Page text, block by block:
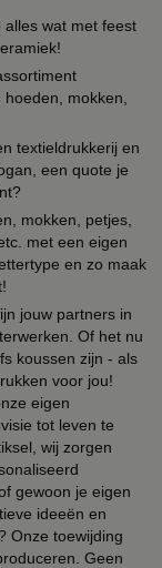
alles wat met feest
mokken,
textieldrukkerij en
een quote je
mokken, petjes,
met een eigen
en zo maak
jouw partners in
Of het nu
koussen zijn - als
voor jou!
eigen
tot leven te
wij zorgen
gewoon je eigen
ideeën en
Onze toewijding
Geen